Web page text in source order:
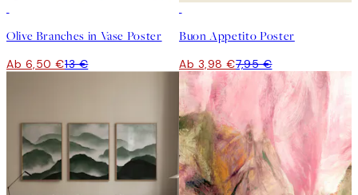
Olive Branches in Vase Poster
Ab 6,50 €13 €
Buon Appetito Poster
Ab 3,98 €7,95 €